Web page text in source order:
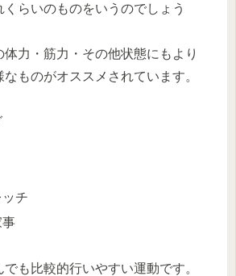
らいのものをいうのでしょう
力・筋力・その他状態にもより
ものがオススメされています。
チ
事
も比較的行いやすい運動です。